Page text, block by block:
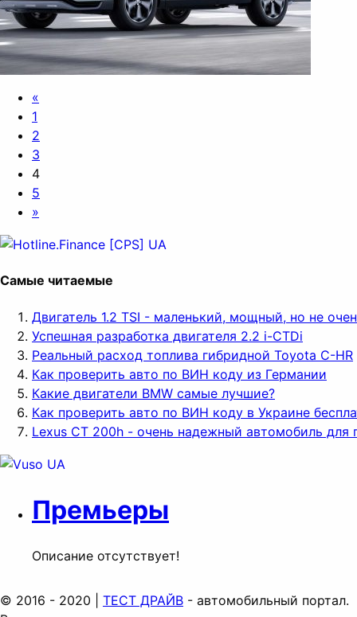
«
1
2
3
4
5
»
Самые читаемые
Двигатель 1.2 TSI - маленький, мощный, но не
Успешная разработка двигателя 2.2 i-CTDi
Реальный расход топлива гибридной Toyota C-HR
Как проверить авто по ВИН коду из Германии
Какие двигатели BMW самые лучшие?
Как проверить авто по ВИН коду в Украине
Lexus CT 200h - очень надежный автомобиль для
Премьеры
Описание отсутствует!
© 2016 - 2020 | ТЕСТ ДРАЙВ - автомобильный портал.